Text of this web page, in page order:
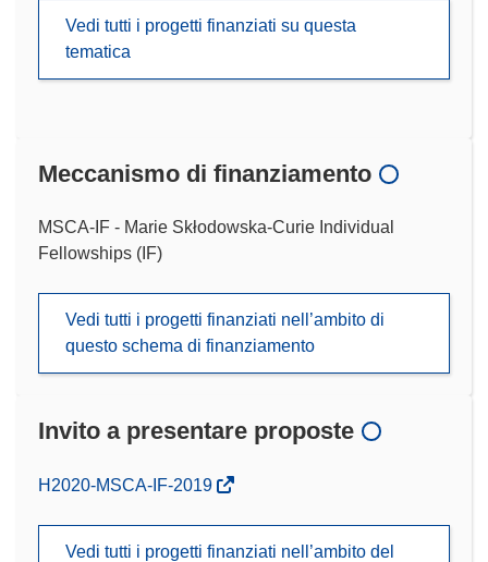
Vedi tutti i progetti finanziati su questa
tematica
Meccanismo di finanziamento
MSCA-IF - Marie Skłodowska-Curie Individual
Fellowships (IF)
Vedi tutti i progetti finanziati nell’ambito di
questo schema di finanziamento
Invito a presentare proposte
(si
H2020-MSCA-IF-2019
Vedi tutti i progetti finanziati nell’ambito del